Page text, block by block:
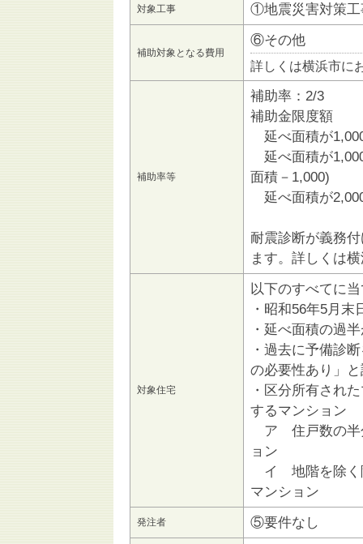
対象工事 ①地震災害対策工
補助対象となる費用
⑥その他
詳しくは横浜市に
補助率等
補助率：2/3
補助金限度額
延べ面積が
延べ面積が
面積－1,000)
延べ面積が
耐震診断が義務
ます。詳しくは
対象住宅
以下のすべてに
・昭和56年5月
・延べ面積の過
・過去に予備診
の必要性あり」
・区分所有され
するマンション
ア 住戸数の半
ョン
イ 地階を除く
マンション
発注者 ⑤要件なし